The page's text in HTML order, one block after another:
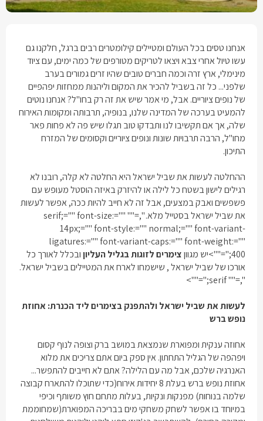
אנחנו טסים בכל העולם ומטיילים קילומטרים רבים ברגל, חלקנו גם
עשו טיול אחרי צבא ויצאו לטריקים מטורפים של כמה ימים, עם ציוד
מינימלי, ארץ זרה וכמה חברים טובים שהיו זרים גמורים בערב
שלפני... כל זה בשביל להכיר את המקום וליהנות ממחזות יפהפיים
של נופים ציוריים. אבל, מי אמר שיש את זה רק בחו"ל? אנחנו נוטים
להמעיט בערכה של המדינה שלנו, בנופיה, תרבותה ומקומות האירוח
שלה, אך אם תקשיבו לנו ותבדקו טוב תגלו שיש פה לא פחות פאר
מחו"ל, הרבה תרבויות שונות ונופים ציוריים וקסומים של המזרח
התיכון.
ההחלטה לעשות את שביל ישראל היא החלטה לא קלה, רובנו לא
רגילים לישון בשטח כל לילה או להיזרק באיזה הוסטל מעופש עם
פשפשים ואבק במצעים, אבל זה לא חייב להיות ככה, אפשר לעשות
את שביל ישראל בסטייל מלא.
",="" serif;="" font-size:=""
14px;="" font-style:="" normal;="" font-variant-
ligatures:="" font-variant-caps:="" font-weight:=""
400;"="">יש מגוון
צימרים לזוגות בגליל העליוןובכלל לאורך כל
אורכו של שביל ישראל , שישמחו לארח את המטיילים בשביל ישראל.
",="" serif;"="">
לעשות את שביל ישראל ולהתפנק בצימרים ליד הכנרת: אחוזת
נופש ברש
אחוזה ענקית ומפוארת שנמצאת במושב ברק וצופה לנוף קסום
ויפהפה של הגליל התחתון. אין ספק ביום אתם צריכים את מלוא
האנרגיה שלכם, אבל מה עם הלילה? אתם לא חייבים להתפשר...
אחוזת נופש ברש בעלת 8 יחידות אירוח(כדי שתוכלו להתארח קבוצה
שלמה בנוחות) מפנקות ונקיות, בעלות מתחם חוץ משותף וכיפי
במיוחד בו אפשר לשחק משחקי מים בבריכה המפוארת(שמחוממת